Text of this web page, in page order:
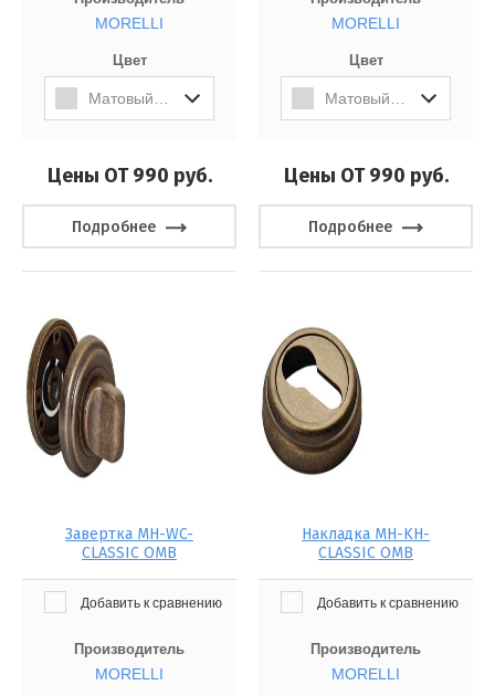
MORELLI
Цвет
Цены ОТ 990 руб.
Подробнее
MORELLI
Цвет
Цены ОТ 990 руб.
Подробнее
Завертка MH-WC-
CLASSIC OMB
Добавить к сравнению
Производитель
MORELLI
Накладка MH-KH-
CLASSIC OMB
Добавить к сравнению
Производитель
MORELLI